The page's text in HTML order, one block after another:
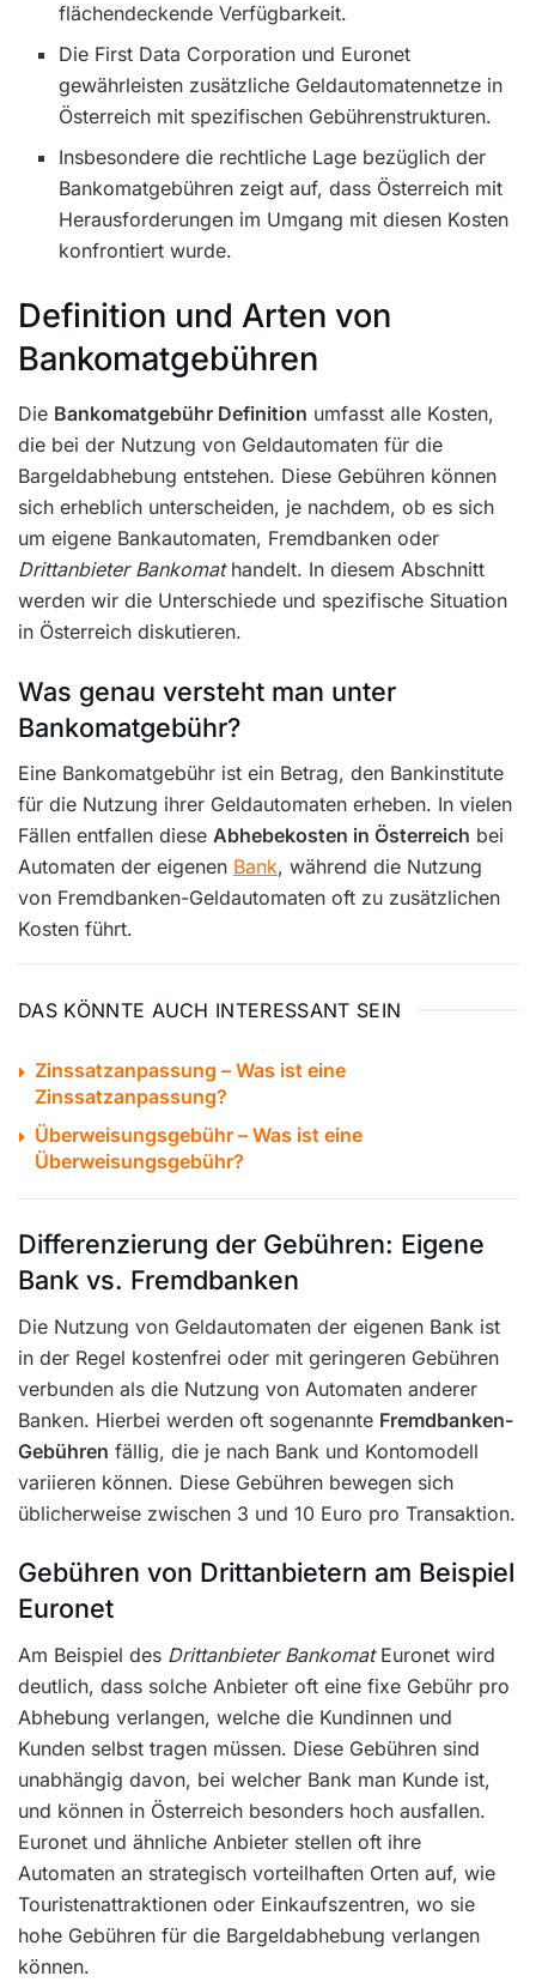
flächendeckende Verfügbarkeit.
Die First Data Corporation und Euronet
gewährleisten zusätzliche Geldautomatennetze in
Österreich mit spezifischen Gebührenstrukturen.
Insbesondere die rechtliche Lage bezüglich der
Bankomatgebühren zeigt auf, dass Österreich mit
Herausforderungen im Umgang mit diesen Kosten
konfrontiert wurde.
Definition und Arten von
Bankomatgebühren
Die Bankomatgebühr Definition umfasst alle Kosten,
die bei der Nutzung von Geldautomaten für die
Bargeldabhebung entstehen. Diese Gebühren können
sich erheblich unterscheiden, je nachdem, ob es sich
um eigene Bankautomaten, Fremdbanken oder
Drittanbieter Bankomathandelt. In diesem Abschnitt
werden wir die Unterschiede und spezifische Situation
in Österreich diskutieren.
Was genau versteht man unter
Bankomatgebühr?
Eine Bankomatgebühr ist ein Betrag, den Bankinstitute
für die Nutzung ihrer Geldautomaten erheben. In vielen
Fällen entfallen diese Abhebekosten in Österreich bei
Automaten der eigenen Bank, während die Nutzung
von Fremdbanken-Geldautomaten oft zu zusätzlichen
Kosten führt.
DAS KÖNNTE AUCH INTERESSANT SEIN
Zinssatzanpassung – Was ist eine
Zinssatzanpassung?
Überweisungsgebühr – Was ist eine
Überweisungsgebühr?
Differenzierung der Gebühren: Eigene
Bank vs. Fremdbanken
Die Nutzung von Geldautomaten der eigenen Bank ist
in der Regel kostenfrei oder mit geringeren Gebühren
verbunden als die Nutzung von Automaten anderer
Banken. Hierbei werden oft sogenannte Fremdbanken-
Gebühren fällig, die je nach Bank und Kontomodell
variieren können. Diese Gebühren bewegen sich
üblicherweise zwischen 3 und 10 Euro pro Transaktion.
Gebühren von Drittanbietern am Beispiel
Euronet
Am Beispiel des Drittanbieter BankomatEuronet wird
deutlich, dass solche Anbieter oft eine fixe Gebühr pro
Abhebung verlangen, welche die Kundinnen und
Kunden selbst tragen müssen. Diese Gebühren sind
unabhängig davon, bei welcher Bank man Kunde ist,
und können in Österreich besonders hoch ausfallen.
Euronet und ähnliche Anbieter stellen oft ihre
Automaten an strategisch vorteilhaften Orten auf, wie
Touristenattraktionen oder Einkaufszentren, wo sie
hohe Gebühren für die Bargeldabhebung verlangen
können.